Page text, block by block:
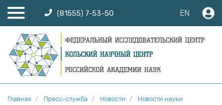
(81555) 7-53-50 EN
Главная Пресс-служба Новости
Новости науки